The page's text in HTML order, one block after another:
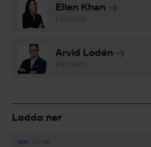
Ellen Khan
Ekonom
Arvid Lodén
Ekonom
Ladda ner
PDF 7.3 MB